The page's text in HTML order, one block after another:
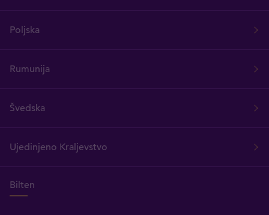
Poljska
Rumunija
Švedska
Ujedinjeno Kraljevstvo
Bilten